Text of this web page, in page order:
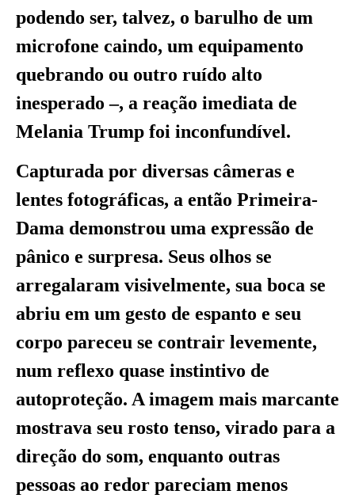
podendo ser, talvez, o barulho de um
microfone caindo, um equipamento
quebrando ou outro ruído alto
inesperado –, a reação imediata de
Melania Trump foi inconfundível.
Capturada por diversas câmeras e
lentes fotográficas, a então Primeira-
Dama demonstrou uma expressão de
pânico e surpresa. Seus olhos se
arregalaram visivelmente, sua boca se
abriu em um gesto de espanto e seu
corpo pareceu se contrair levemente,
num reflexo quase instintivo de
autoproteção. A imagem mais marcante
mostrava seu rosto tenso, virado para a
direção do som, enquanto outras
pessoas ao redor pareciam menos